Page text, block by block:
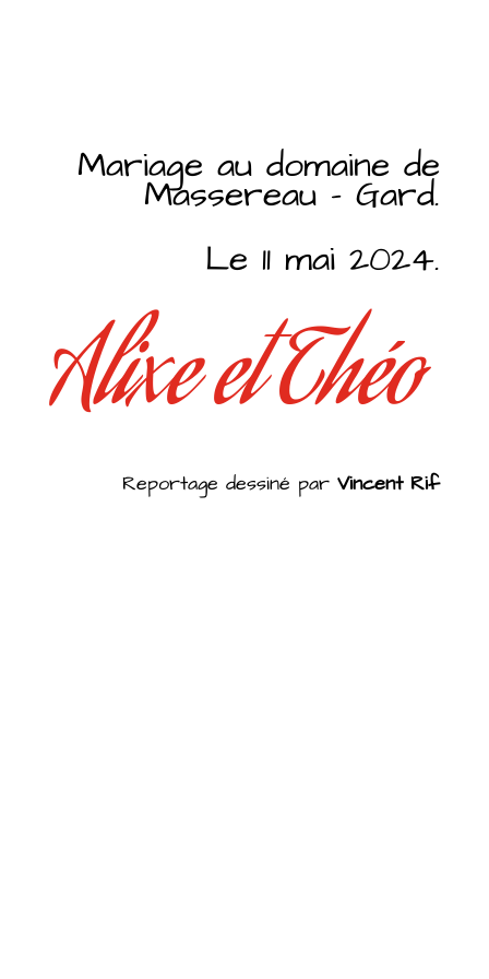
Mariage au domaine de
Massereau - Gard.
Le 11 mai 2024.
Alixe et Théo
Reportage dessiné parVincent Rif